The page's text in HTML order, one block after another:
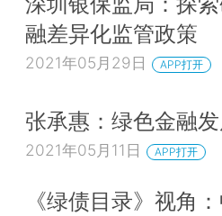
融差异化监管政策
2021年05月29日 APP打开
张承惠：绿色金融
2021年05月11日 APP打开
《绿债目录》视角